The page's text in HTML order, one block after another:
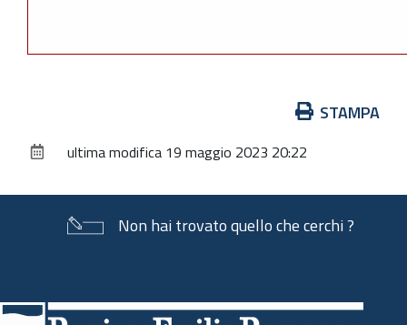
documento
STAMPA
ultima modifica 19 maggio 2023 20:22
Non hai trovato quello che cerchi ?
di